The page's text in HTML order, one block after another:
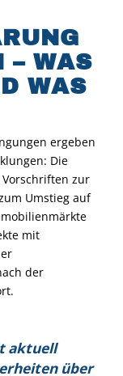
– WAS
WAS
ergeben
Die
zur
Umstieg auf
mit
der
aktuell
über